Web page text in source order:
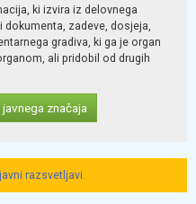
ki izvira iz delovnega
dokumenta, zadeve, dosjeja,
gradiva, ki ga je organ
ali pridobil od drugih
značaja
razsvetljavi.